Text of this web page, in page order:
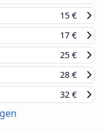
15 €
17 €
25 €
28 €
32 €